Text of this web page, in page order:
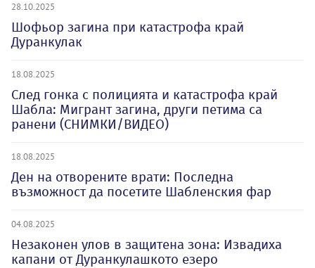
28.10.2025
Шофьор загина при катастрофа край
Дуранкулак
18.08.2025
След гонка с полицията и катастрофа край
Шабла: Мигрант загина, други петима са
ранени (СНИМКИ/ВИДЕО)
18.08.2025
Ден на отворените врати: Последна
възможност да посетите Шабленския фар
04.08.2025
Незаконен улов в защитена зона: Извадиха
капани от Дуранкулашкото езеро